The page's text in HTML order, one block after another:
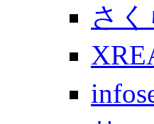
さ